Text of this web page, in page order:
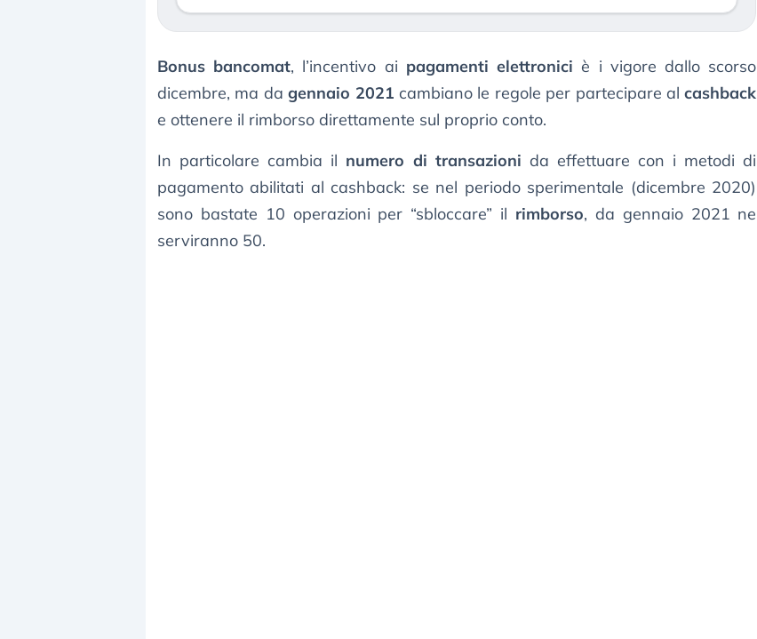
Bonus bancomat, l’incentivo ai pagamenti elettronici è i vigore dallo scorso
dicembre, ma dagennaio 2021 cambiano le regole per partecipare alcashback
e ottenere il rimborso direttamente sul proprio conto.
In particolare cambia il numero di transazioni da effettuare con i metodi di
pagamento abilitati al cashback: se nel periodo sperimentale (dicembre 2020)
sono bastate 10 operazioni per “sbloccare” il rimborso, da gennaio 2021 ne
serviranno 50.